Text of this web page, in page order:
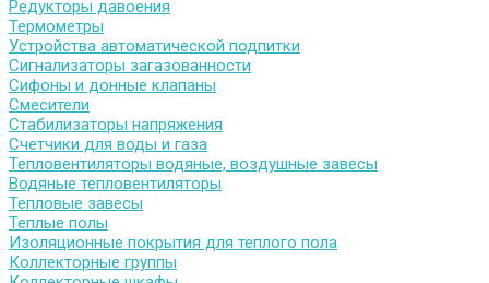
Редукторы давоения
Термометры
Устройства автоматической подпитки
Сигнализаторы загазованности
Сифоны и донные клапаны
Смесители
Стабилизаторы напряжения
Счетчики для воды и газа
Тепловентиляторы водяные, воздушные завесы
Водяные тепловентиляторы
Тепловые завесы
Теплые полы
Изоляционные покрытия для теплого пола
Коллекторные группы